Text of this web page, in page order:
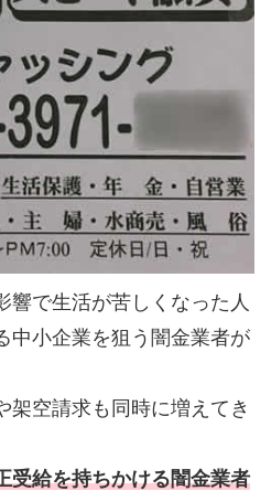
響で生活が苦しくなった人
中小企業を狙う闇金業者が
架空請求も同時に増えてき
受給を持ちかける闇金業者